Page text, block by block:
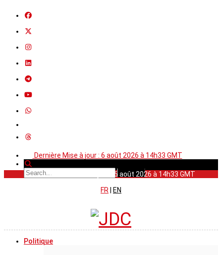
Dernière Mise à jour : 6 août 2026 à 14h33 GMT
Dernière Mise à jour : 6 août 2026 à 14h33 GMT
FR
EN
Politique